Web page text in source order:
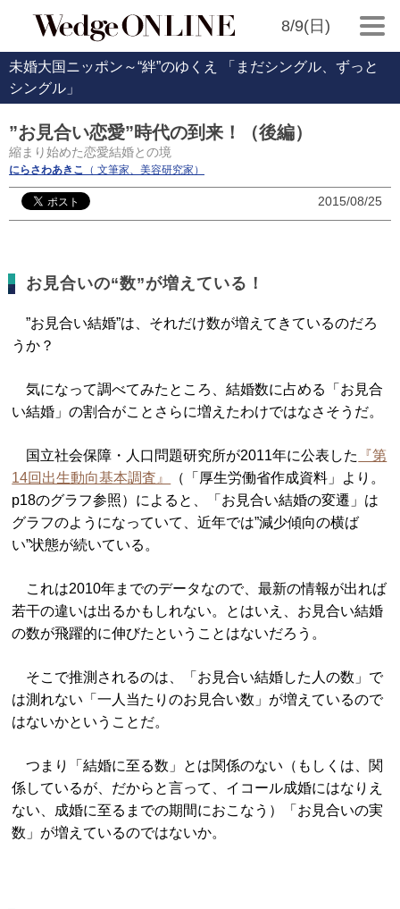
8/9(日)
未婚大国ニッポン～“絆”のゆくえ 「まだシングル、ずっと
シングル」
”お見合い恋愛”時代の到来！（後編）
縮まり始めた恋愛結婚との境
にらさわあきこ （ 文筆家、美容研究家）
2015/08/25
お見合いの“数”が増えている！
”お見合い結婚”は、それだけ数が増えてきているのだろ
うか？
気になって調べてみたところ、結婚数に占める「お見合
い結婚」の割合がことさらに増えたわけではなさそうだ。
国立社会保障・人口問題研究所が2011年に公表した
『第
14回出生動向基本調査』
（「厚生労働省作成資料」より。
p18のグラフ参照）によると、「お見合い結婚の変遷」は
グラフのようになっていて、近年では”減少傾向の横ば
い”状態が続いている。
これは2010年までのデータなので、最新の情報が出れば
若干の違いは出るかもしれない。とはいえ、お見合い結婚
の数が飛躍的に伸びたということはないだろう。
そこで推測されるのは、「お見合い結婚した人の数」で
は測れない「一人当たりのお見合い数」が増えているので
はないかということだ。
つまり「結婚に至る数」とは関係のない（もしくは、関
係しているが、だからと言って、イコール成婚にはなりえ
ない、成婚に至るまでの期間におこなう）「お見合いの実
数」が増えているのではないか。